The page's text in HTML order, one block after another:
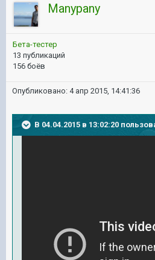
Manypany
Бета-тестер
13 публикаций
156 боёв
Опубликовано: 4 апр 2015, 14:41:36
В 04.04.2015 в 13:02:20